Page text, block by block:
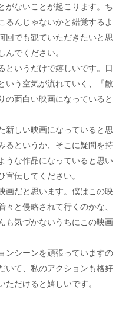
がないことが起こります。ち
るんじゃないかと錯覚するよ
回でも観ていただきたいと思
でください。
というだけで嬉しいです。日
いう空気が流れていく、『散
の面白い映画になっていると
新しい映画になっていると思
るというか、そこに疑問を持
うな作品になっていると思い
伝してください。
画だと思います。僕はこの映
と侵略されて行くのかな、
も気づかないうちにこの映画
ンシーンを頑張っていますの
いて、私のアクションも格好
だけると嬉しいです。